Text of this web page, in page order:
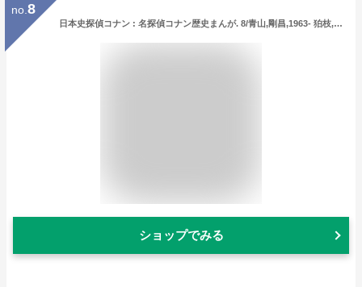
no. 8
日本史探偵コナン : 名探偵コナン歴史まんが. 8/青山,剛昌,1963- 狛枝,和生 斉藤,むねお,1966- 小学館
ショップでみる